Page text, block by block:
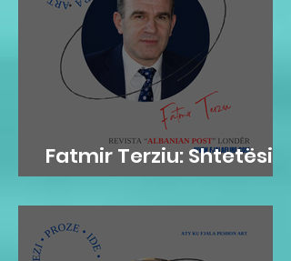
Fatmir Terziu: Shtetësia
britanike sipas lindjes